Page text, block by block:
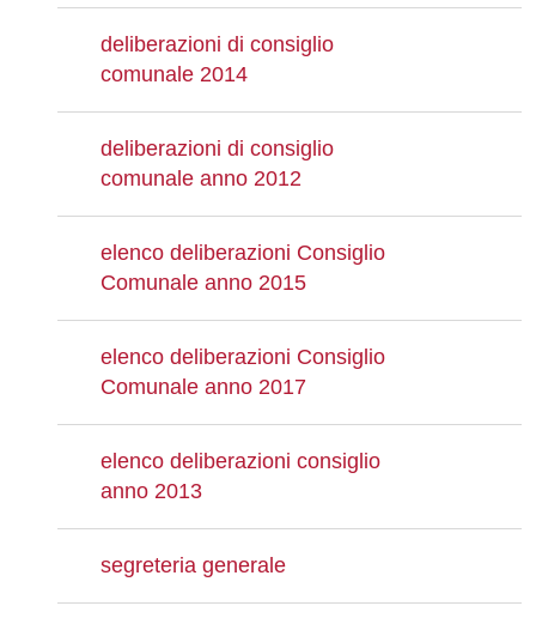
deliberazioni di consiglio
comunale 2014
deliberazioni di consiglio
comunale anno 2012
elenco deliberazioni Consiglio
Comunale anno 2015
elenco deliberazioni Consiglio
Comunale anno 2017
elenco deliberazioni consiglio
anno 2013
segreteria generale